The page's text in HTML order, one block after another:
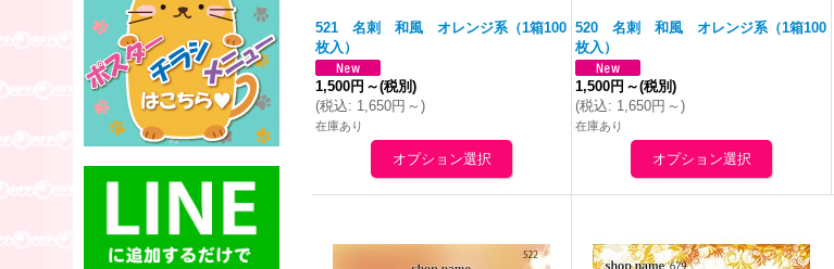
521 名刺 和風オレンジ系（1箱100
枚入）
1,500円 ～(税別)
(税込: 1,650円 ～)
在庫あり
520 名刺 和風オレンジ系（1箱100
枚入）
1,500円 ～(税別)
(税込: 1,650円 ～)
在庫あり